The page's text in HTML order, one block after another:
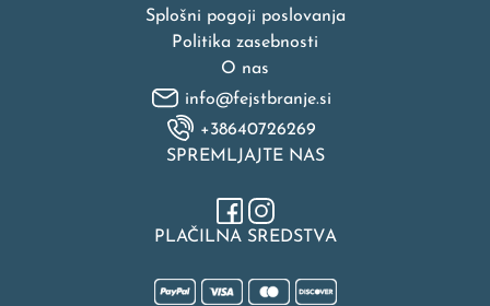
Splošni pogoji poslovanja
Politika zasebnosti
O nas
info@fejstbranje.si
+38640726269
SPREMLJAJTE NAS
PLAČILNA SREDSTVA